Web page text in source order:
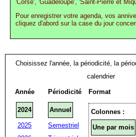
'Corse', 'Guadeloupe', 'Saint-Pierre et
Pour enregistrer votre agenda, vos
cliquez d'abord sur la case du jour
Choisissez l'année, la périodicité, la
calendrier
Année
2024
2025
Périodicité
Annuel
Semestriel
Format
Colonnes :
Une par mois